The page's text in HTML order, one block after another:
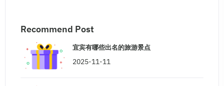
Recommend Post
宜宾有哪些出名的旅游景点
2025-11-11